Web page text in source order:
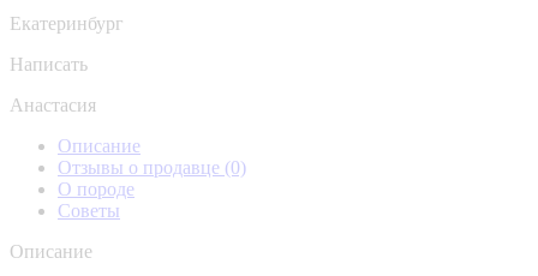
Екатеринбург
Написать
Анастасия
Описание
Отзывы о продавце (0)
О породе
Советы
Описание